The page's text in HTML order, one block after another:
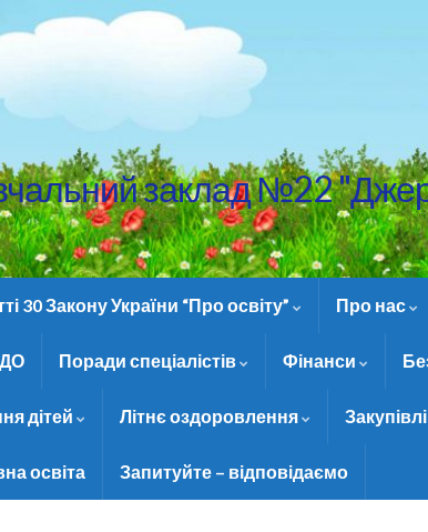
заклад №22
30 Закону України “Про освіту” Про нас
Поради спеціалістів Фінанси
дітей Літнє оздоровлення Закупівлі
освіта Запитуйте – відповідаємо